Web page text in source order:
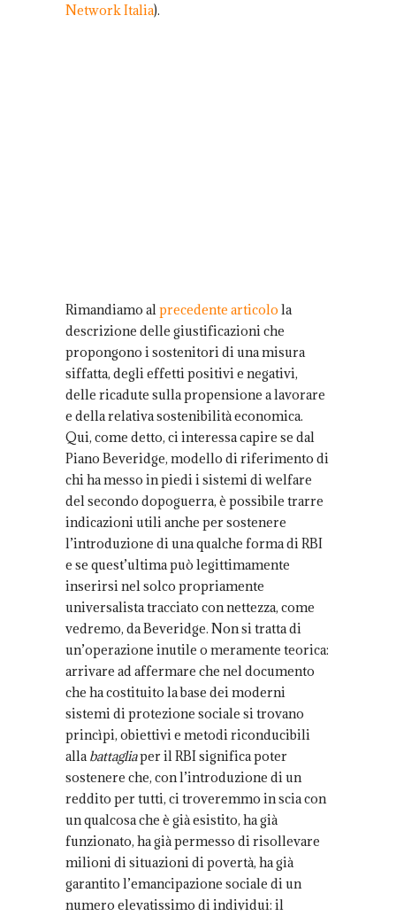
Network Italia).
Rimandiamo alprecedente articolo la
descrizione delle giustificazioni che
propongono i sostenitori di una misura
siffatta, degli effetti positivi e negativi,
delle ricadute sulla propensione a lavorare
e della relativa sostenibilità economica.
Qui, come detto, ci interessa capire se dal
Piano Beveridge, modello di riferimento di
chi ha messo in piedi i sistemi di welfare
del secondo dopoguerra, è possibile trarre
indicazioni utili anche per sostenere
l’introduzione di una qualche forma di RBI
e se quest’ultima può legittimamente
inserirsi nel solco propriamente
universalista tracciato con nettezza, come
vedremo, da Beveridge. Non si tratta di
un’operazione inutile o meramente teorica:
arrivare ad affermare che nel documento
che ha costituito la base dei moderni
sistemi di protezione sociale si trovano
princìpi, obiettivi e metodi riconducibili
allabattagliaper il RBI significa poter
sostenere che, con l’introduzione di un
reddito per tutti, ci troveremmo in scia con
un qualcosa che è già esistito, ha già
funzionato, ha già permesso di risollevare
milioni di situazioni di povertà, ha già
garantito l’emancipazione sociale di un
numero elevatissimo di individui: il